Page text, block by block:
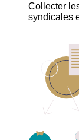
Collecter
syndicales